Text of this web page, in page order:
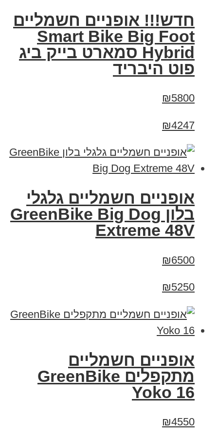
חדש!!! אופניים חשמליים
Smart Bike Big Foot
Hybrid סמארט בייק ביג
פוט היבריד
₪5800
₪4247
אופניים חשמליים גלגלי
בלון GreenBike Big Dog
Extreme 48V
₪6500
₪5250
‏אופניים חשמליים
‏מתקפלים GreenBike
Yoko 16
₪4550